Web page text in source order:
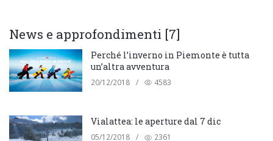
News e approfondimenti [7]
Perché l’inverno in Piemonte è tutta
un’altra avventura
20/12/2018 / 4583
Vialattea: le aperture dal 7 dic
05/12/2018 / 2361